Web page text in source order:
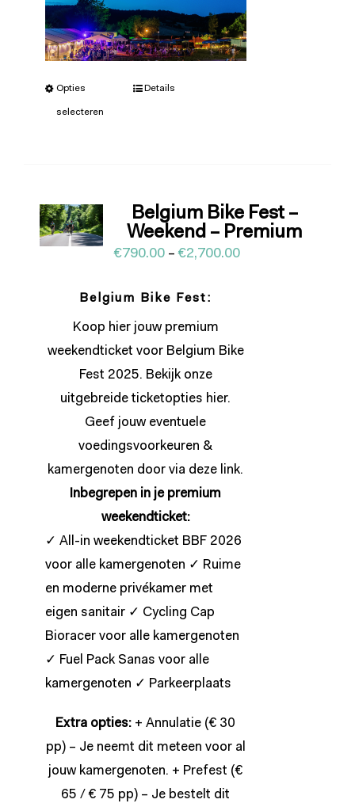
Opties
selecteren
Details
Belgium Bike Fest –
Weekend – Premium
€790.00–€2,700.00
Belgium Bike Fest:
Koop hier jouw premium
weekendticket voor Belgium Bike
Fest 2025. Bekijk onze
uitgebreide ticketopties hier.
Geef jouw eventuele
voedingsvoorkeuren &
kamergenoten door via deze link.
Inbegrepen in je premium
weekendticket:
✓ All-in weekendticket BBF 2026
voor alle kamergenoten ✓ Ruime
en moderne privékamer met
eigen sanitair ✓ Cycling Cap
Bioracer voor alle kamergenoten
✓ Fuel Pack Sanas voor alle
kamergenoten ✓ Parkeerplaats
Extra opties: + Annulatie (€ 30
pp) – Je neemt dit meteen voor al
jouw kamergenoten. + Prefest (€
65 / € 75 pp) – Je bestelt dit